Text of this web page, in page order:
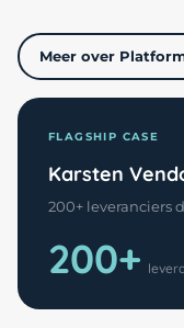
Meer over
FLAGSHIP CASE
Karsten
200+ leveranciers
200+